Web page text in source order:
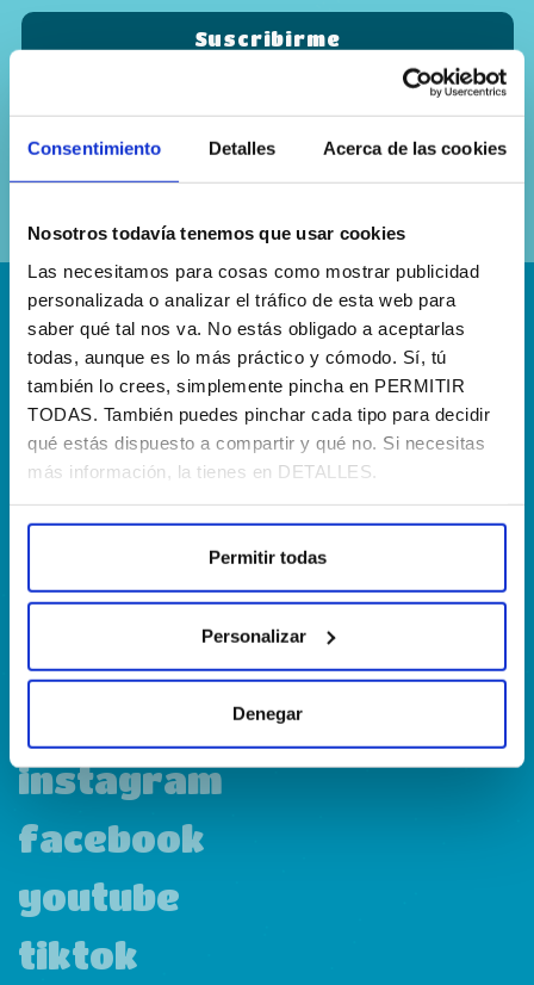
Consentimiento Detalles Acerca de las cookies
Nosotros todavía tenemos que usar cookies
Las necesitamos para cosas como mostrar publicidad
personalizada o analizar el tráfico de esta web para
saber qué tal nos va. No estás obligado a aceptarlas
todas, aunque es lo más práctico y cómodo. Sí, tú
también lo crees, simplemente pincha en PERMITIR
TODAS. También puedes pinchar cada tipo para decidir
qué estás dispuesto a compartir y qué no. Si necesitas
más información, la tienes en DETALLES.
Permitir todas
Personalizar
Denegar
privacidad
¡Escríbenos!
hola@agenciapisto.com
¿Hablamos?!
(+34) 910 40 46 33
¿Dónde estamos?
instagram
facebook
youtube
tiktok